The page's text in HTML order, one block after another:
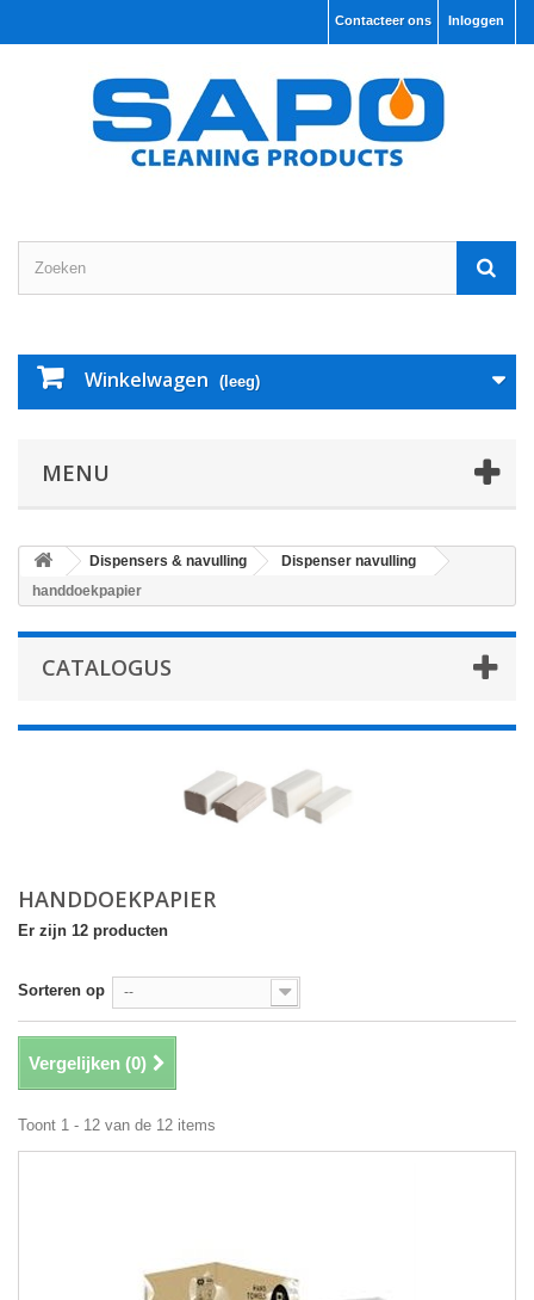
Inloggen
Contacteer ons
Winkelwagen (leeg)
MENU
Dispensers & navulling
Dispenser navulling
handdoekpapier
CATALOGUS
HANDDOEKPAPIER
Er zijn 12 producten
Sorteren op --
Vergelijken (0)
Toont 1 - 12 van de 12 items